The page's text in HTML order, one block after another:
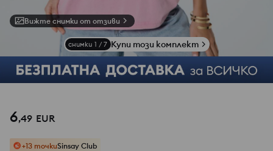
Вижте снимки от отзиви
снимки 1 / 7 Купи този комплект
6,49 EUR
+13 точкиSinsay Club